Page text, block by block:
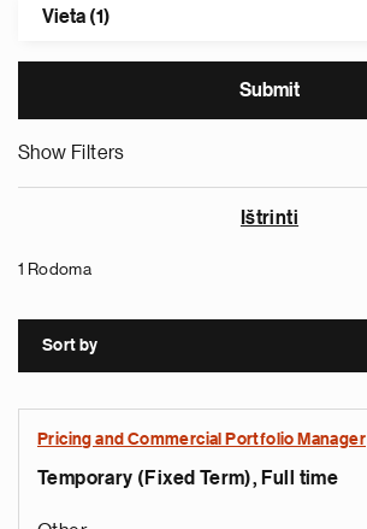
Vieta (1)
Show Filters
Ištrinti
1 Rodoma
Sort by
Pricing and Commercial Portfolio Manager
Temporary (Fixed Term), Full time